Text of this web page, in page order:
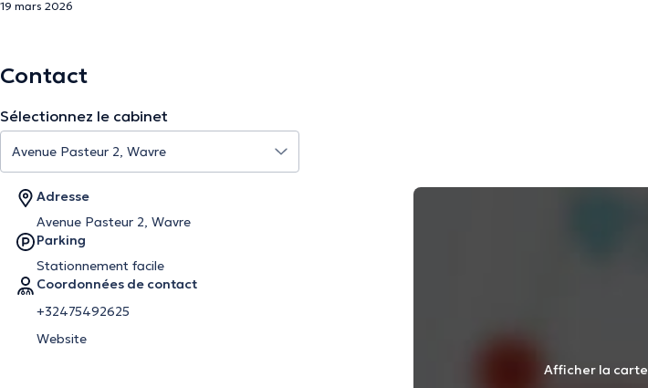
19 mars 2026
Contact
Sélectionnez le cabinet
Adresse
Avenue Pasteur 2, Wavre
Parking
Stationnement facile
Coordonnées de contact
+32475492625
Website
Afficher la carte